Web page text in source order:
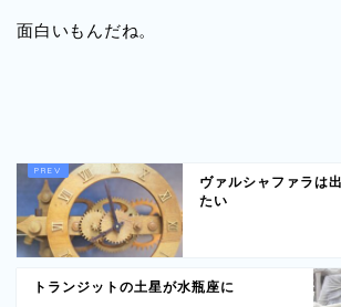
面白いもんだね。
ヴァルシャファラは
たい
トランジットの土星が水瓶座に